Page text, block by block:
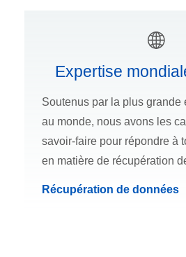
Expertise
Soutenus par la plus grande
au monde, nous avons les
savoir-faire pour répondre à
en matière de récupération
Récupération de données